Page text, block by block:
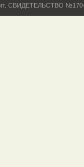
СВИДЕТЕЛЬСТВО